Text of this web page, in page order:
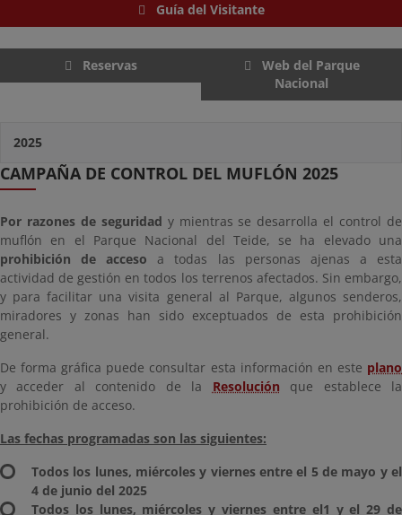
Guía del Visitante
Reservas
Web del Parque
Nacional
2025
CAMPAÑA DE CONTROL DEL MUFLÓN 2025
Por razones de seguridad y mientras se desarrolla el control de
muflón en el Parque Nacional del Teide, se ha elevado una
prohibición de acceso a todas las personas ajenas a esta
actividad de gestión en todos los terrenos afectados. Sin embargo,
y para facilitar una visita general al Parque, algunos senderos,
miradores y zonas han sido exceptuados de esta prohibición
general.
De forma gráfica puede consultar esta información en este plano
y acceder al contenido de la Resolución que establece la
prohibición de acceso.
Las fechas programadas son las siguientes:
Todos los lunes, miércoles y viernes entre el 5 de mayo y el
4 de junio del 2025
Todos los lunes, miércoles y viernes entre el1 y el 29 de